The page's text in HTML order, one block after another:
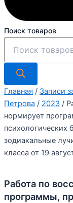
Поиск товаров
Главная / Записи
Петрова / 2023 /
нормирует
психологических
зодиакальные
класса от 19
Работа по
программы,